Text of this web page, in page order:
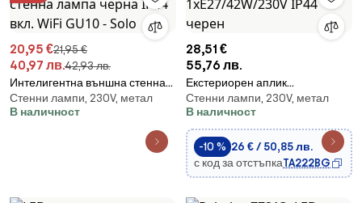
20,95 €21,95 €
40,97 лв.42,93 лв.
Интелигентна външна стенна
лампа черна IP44 вкл. WiFi GU10
- Solo
Стенни лампи, 230V, метал
В наличност
28,51 €
55,76 лв.
Екстериорен аплик
1xE27/42W/230V IP44 черен
Стенни лампи, 230V, метал
В наличност
-10 % 26 € / 50,85 лв.
с код за отстъпкаTA222BG